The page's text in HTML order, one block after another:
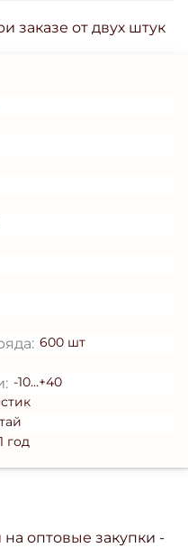
заказе от двух штук
оптовые закупки -
600 шт
-10...+40
1 год